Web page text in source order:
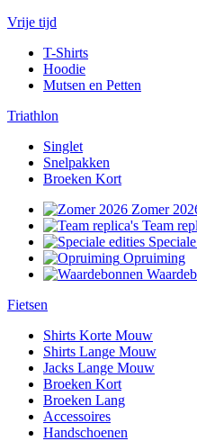
Vrije tijd
T-Shirts
Hoodie
Mutsen en Petten
Triathlon
Singlet
Snelpakken
Broeken Kort
Zomer
Team
Opruiming
Fietsen
Shirts Korte Mouw
Shirts Lange Mouw
Jacks Lange Mouw
Broeken Kort
Broeken Lang
Accessoires
Handschoenen